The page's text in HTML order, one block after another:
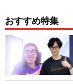
おすすめ特集